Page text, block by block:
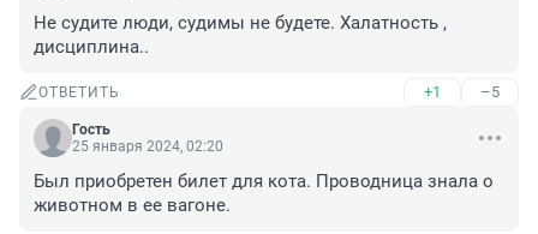
Не судите люди, судимы не будете. Халатность ,
дисциплина..
ОТВЕТИТЬ +1 –5
Гость
25 января 2024, 02:20
Был приобретен билет для кота. Проводница знала о
животном в ее вагоне.